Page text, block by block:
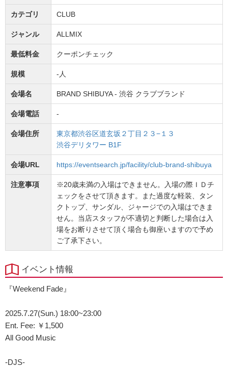
カテゴリ CLUB
ジャンル ALLMIX
最低料金 クーポンチェック
規模 -人
会場名 BRAND SHIBUYA - 渋谷 クラブブランド
会場電話 -
会場住所
東京都渋谷区道玄坂２丁目２３−１３
渋谷デリタワー B1F
会場URL https://eventsearch.jp/facility/club-brand-shibuya
注意事項
※20歳未満の入場はできません。入場の際ＩＤチ
ェックをさせて頂きます。また過度な軽装、タン
クトップ、サンダル、ジャージでの入場はできま
せん。当店スタッフが不適切と判断した場合は入
場をお断りさせて頂く場合も御座いますので予め
ご了承下さい。
イベント情報
『Weekend Fade』
2025.7.27(Sun.) 18:00~23:00
Ent. Fee: ￥1,500
All Good Music
-DJS-